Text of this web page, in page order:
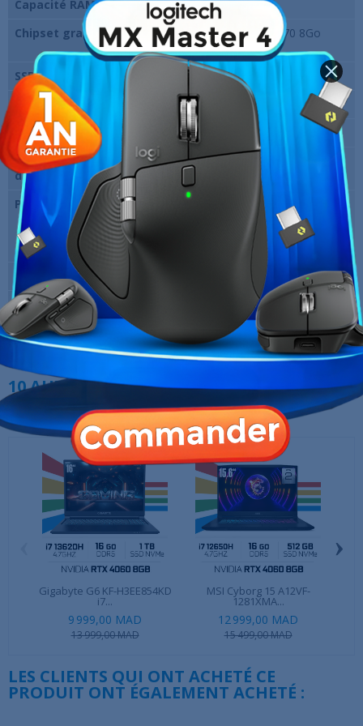
Capacité RAM
16 Go DDR5
Chipset graphique
NVIDIA GeForce RTX 4070 8Go
GDDR6
SSD
1TB NVMe PCIe
Ecran
16" (1920x1200)
Clavier
QWERTY (LED RGB)
Système
d'exploitation
Windows 11
Processeur
Intel Core i7-13650HX (6
Performance-Cores 4.90 GHz Turbo
+ 8 Efficient-Cores 3.60 GHz Turbo -
20 Threads - Cache 24 Mo)
Marque
Garantie
Références spécifiques
10 AUTRES PRODUITS DANS LA MÊME
CATÉGORIE :
Gigabyte G6 KF-H3EE854KD
i7...
9 999,00 MAD
13 999,00 MAD
MSI Cyborg 15 A12VF-
1281XMA...
12 999,00 MAD
15 499,00 MAD
›
LES CLIENTS QUI ONT ACHETÉ CE
PRODUIT ONT ÉGALEMENT ACHETÉ :